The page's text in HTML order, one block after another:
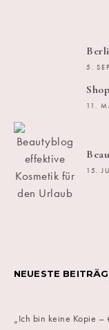
5.
11.
15.
NEUESTE
„Ich bin keine Kopie –